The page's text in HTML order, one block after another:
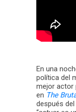
En una
política del
mejor actor
en The
después